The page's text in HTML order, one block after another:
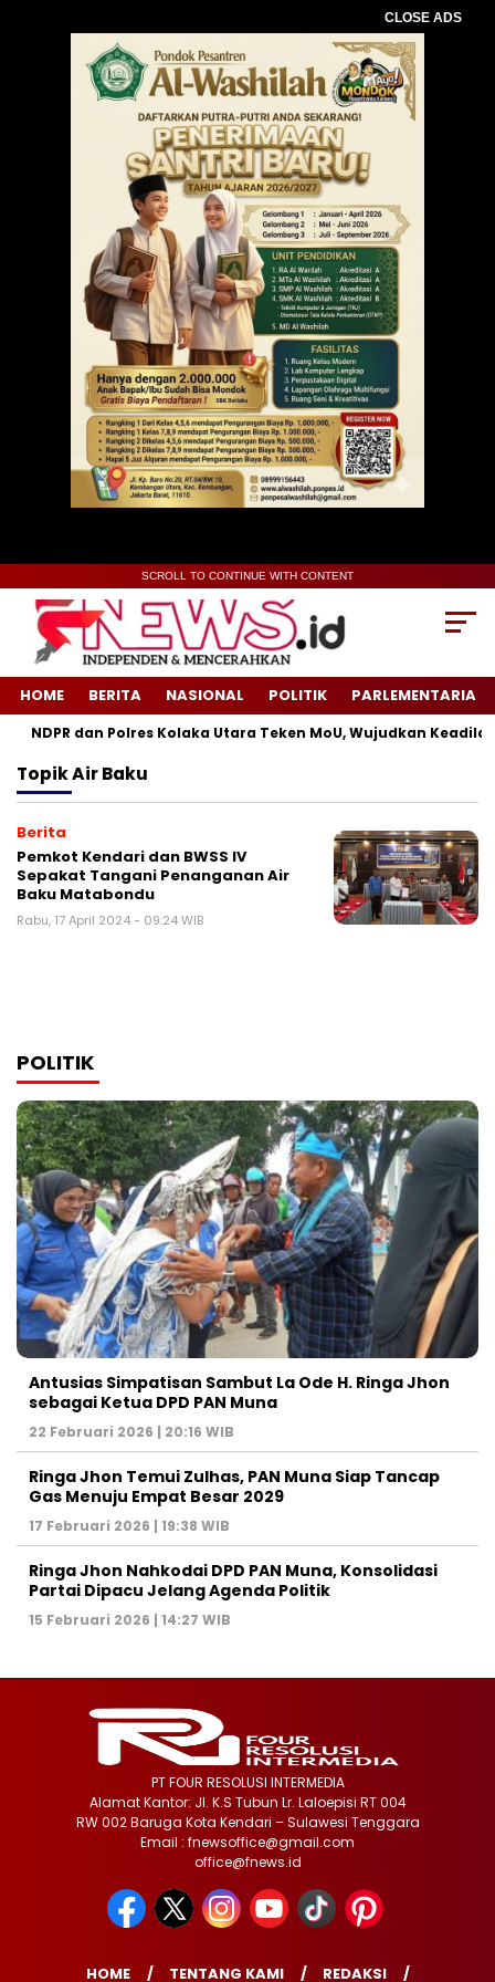
CLOSE ADS
SCROLL TO CONTINUE WITH CONTENT
HOME BERITA NASIONAL POLITIK PARLEMENTARIA
NDPR dan Polres Kolaka Utara Teken MoU, Wujudkan Keadilan
TopikAir Baku
Berita
Pemkot Kendari dan BWSS IV
Sepakat Tangani Penanganan Air
Baku Matabondu
Rabu, 17 April 2024 - 09:24 WIB
POLITIK
Antusias Simpatisan Sambut La Ode H. Ringa Jhon
sebagai Ketua DPD PAN Muna
22 Februari 2026 | 20:16 WIB
Ringa Jhon Temui Zulhas, PAN Muna Siap Tancap
Gas Menuju Empat Besar 2029
17 Februari 2026 | 19:38 WIB
Ringa Jhon Nahkodai DPD PAN Muna, Konsolidasi
Partai Dipacu Jelang Agenda Politik
15 Februari 2026 | 14:27 WIB
PT FOUR RESOLUSI INTERMEDIA
Alamat Kantor: Jl. K.S Tubun Lr. Laloepisi RT 004
RW 002 Baruga Kota Kendari – Sulawesi Tenggara
Email : fnewsoffice@gmail.com
office@fnews.id
HOME TENTANG KAMI REDAKSI